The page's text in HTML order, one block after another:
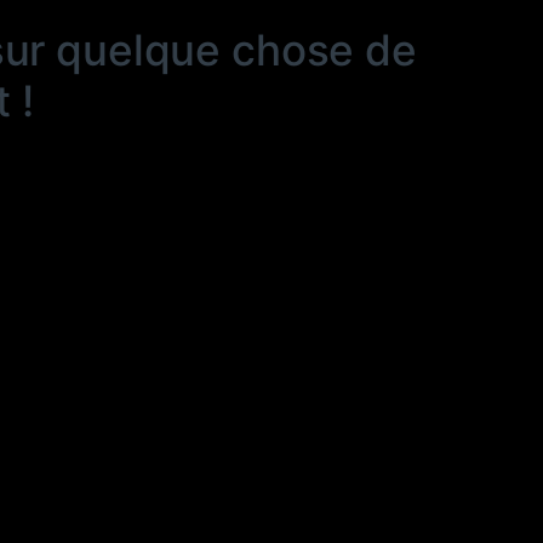
quelque chose de
!